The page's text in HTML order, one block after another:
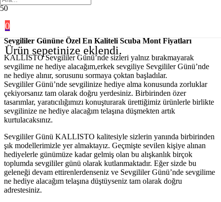
0
Ürün sepetinize eklendi.
Sevgililer Gününe Özel En Kaliteli Scuba Mont Fiyatları
KALLISTO Sevgililer Günü’nde sizleri yalnız bırakmayarak
sevgilime ne hediye alacağım,erkek sevgiliye Sevgililer Günü’nde
ne hediye alınır, sorusunu sormaya çoktan başladılar.
Sevgililer Günü’nde sevgilinize hediye alma konusunda zorluklar
çekiyorsanız tam olarak doğru yerdesiniz. Birbirinden özer
tasarımlar, yaratıcılığımızı konuşturarak ürettiğimiz ürünlerle birlikte
sevgilinize ne hediye alacağım telaşına düşmekten artık
kurtulacaksınız.
Sevgililer Günü KALLISTO kalitesiyle sizlerin yanında birbirinden
şık modellerimizle yer almaktayız. Geçmişte sevilen kişiye alınan
hediyelerle günümüze kadar gelmiş olan bu alışkanlık birçok
toplumda sevgililer günü olarak kutlanmaktadır. Eğer sizde bu
geleneği devam ettirenlerdenseniz ve Sevgililer Günü’nde sevgilime
ne hediye alacağım telaşına düştüyseniz tam olarak doğru
adrestesiniz.